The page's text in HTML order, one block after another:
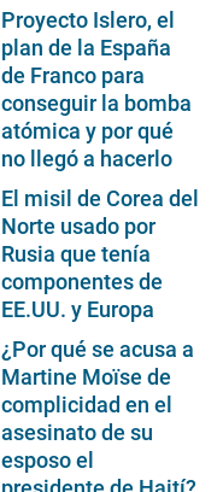
Proyecto Islero, el
plan de la España
de Franco para
conseguir la bomba
atómica y por qué
no llegó a hacerlo
El misil de Corea del
Norte usado por
Rusia que tenía
componentes de
EE.UU. y Europa
¿Por qué se acusa a
Martine Moïse de
complicidad en el
asesinato de su
esposo el